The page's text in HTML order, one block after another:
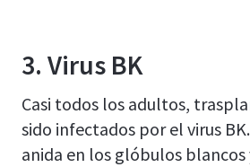
3. Virus BK
Casi todos los adultos,
sido infectados por el virus
anida en los glóbulos blancos